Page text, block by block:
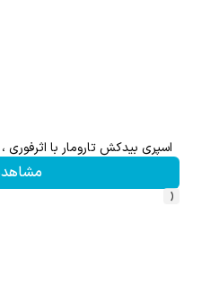
اسپری بیدکش تارومار با
‹